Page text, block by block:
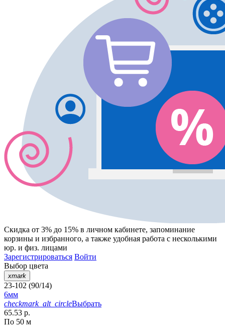
Скидка от 3% до 15% в личном кабинете, запоминание
корзины и избранного, а также удобная работа с несколькими
юр. и физ. лицами
Зарегистрироваться Войти
Выбор цвета
xmark
23-102 (90/14)
6мм
checkmark_alt_circleВыбрать
65.53 р.
По 50 м